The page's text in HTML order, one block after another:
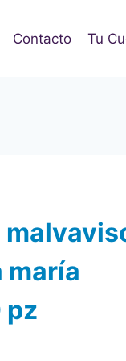
Contacto Tu
maría
pz